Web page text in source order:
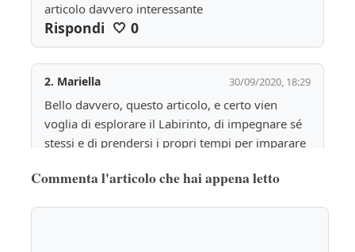
articolo davvero interessante
Rispondi 🤍 0
2. Mariella 30/09/2020, 18:29
Bello davvero, questo articolo, e certo vien
voglia di esplorare il Labirinto, di impegnare sé
stessi e di prendersi i propri tempi per imparare
Rispondi 🤍0
Commenta l'articolo che hai appena letto